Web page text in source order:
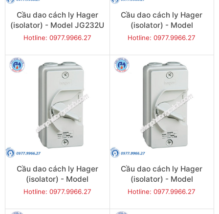
Cầu dao cách ly Hager
(isolator) - Model JG232U
Hotline: 0977.9966.27
Cầu dao cách ly Hager
(isolator) - Model
JG240U
Hotline: 0977.9966.27
Cầu dao cách ly Hager
(isolator) - Model
JG263U
Hotline: 0977.9966.27
Cầu dao cách ly Hager
(isolator) - Model
JG320U
Hotline: 0977.9966.27